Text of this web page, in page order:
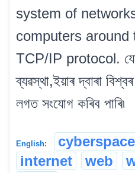
system of
computers around
TCP/IP protocol.
ব্যৱস্থা,ইয়াৰ দ্বাৰা
লগত সংযোগ কৰিব পাৰি৷
English: cyberspace
internet
web